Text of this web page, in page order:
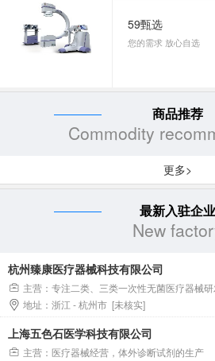
59甄选
您的需求 放心自选
商品推荐
Commodity
更多>
最新入驻企业
New
杭州臻康医疗器械科技有限公司
主营：专注二类、三类一次性无菌医疗器械
一次性无菌医疗器械OEM全流程代工服务。
地址：浙江 - 杭州市 [未核实]
上海五色石医学科技有限公司
主营：医疗器械经营，体外诊断试剂的生产